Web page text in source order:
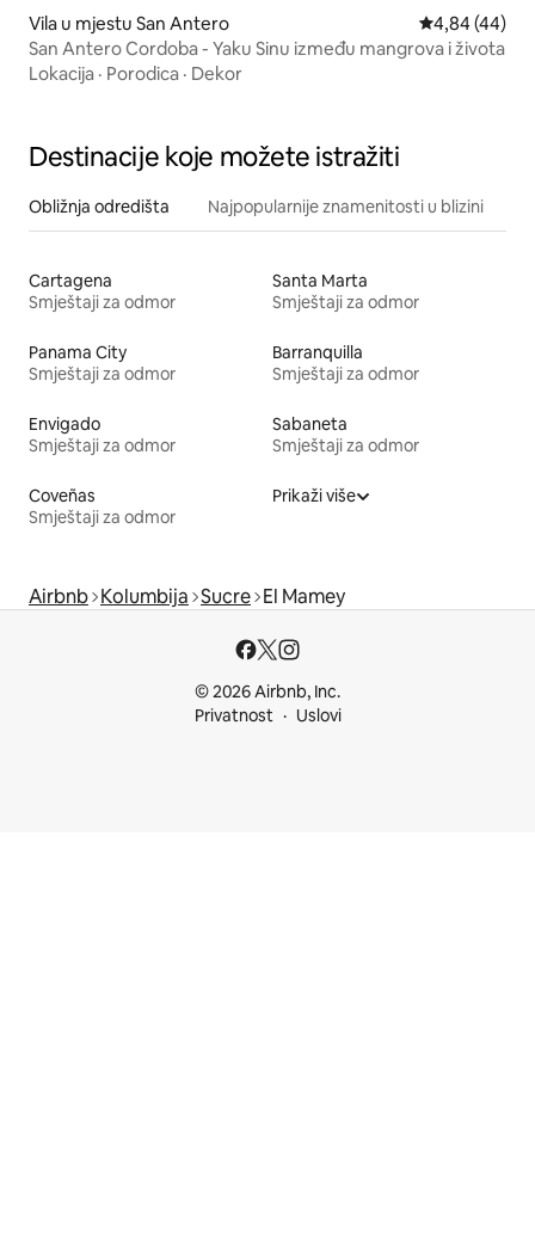
Vila u mjestu San Antero Prosječna
4,84 (44)
San Antero Cordoba - Yaku Sinu između mangrova i života
Lokacija · Porodica · Dekor
Destinacije koje možete istražiti
Obližnja odredišta Najpopularnije znamenitosti u blizini
Cartagena
Smještaji za odmor
Santa Marta
Smještaji za odmor
Panama City
Smještaji za odmor
Barranquilla
Smještaji za odmor
Envigado
Smještaji za odmor
Sabaneta
Smještaji za odmor
Coveñas
Smještaji za odmor
Prikaži više
Airbnb Kolumbija Sucre El Mamey
© 2026 Airbnb, Inc.
Privatnost
Uslovi